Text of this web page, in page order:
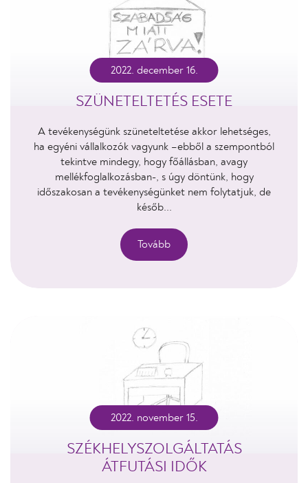
SZÜNETELTETÉS ESETE
A tevékenységünk szüneteltetése akkor lehetséges,
ha egyéni vállalkozók vagyunk –ebből a szempontból
tekintve mindegy, hogy főállásban, avagy
mellékfoglalkozásban-, s úgy döntünk, hogy
időszakosan a tevékenységünket nem folytatjuk, de
későb...
Tovább
2022. december 16.
SZÉKHELYSZOLGÁLTATÁS
ÁTFUTÁSI IDŐK
2022. november 15.